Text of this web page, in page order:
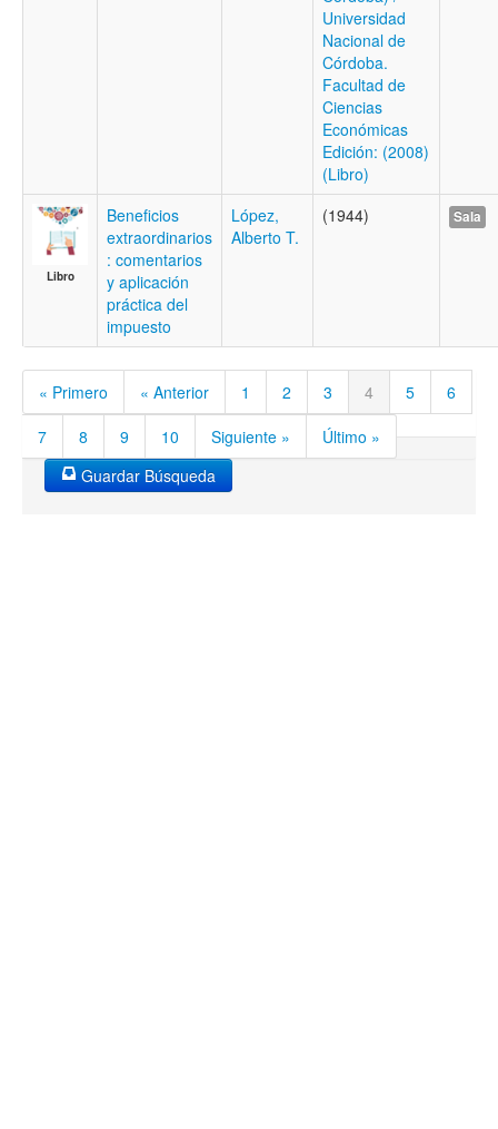
Universidad
Nacional de
Córdoba.
Facultad de
Ciencias
Económicas
Edición: (2008)
(Libro)
Libro
Beneficios
extraordinarios
: comentarios
y aplicación
práctica del
impuesto
López,
Alberto T.
(1944) Sala
« Primero « Anterior 1 2 3 4 5
6
7
8 9 10 Siguiente »
Último »
Guardar Búsqueda